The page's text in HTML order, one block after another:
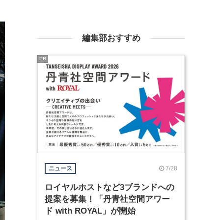
編集部おすすめ
ニュース 7/28
ロイヤルホストなど3ブランドへの
提案を募集！「丹青社空間アワー
ド with ROYAL」が開始
PR